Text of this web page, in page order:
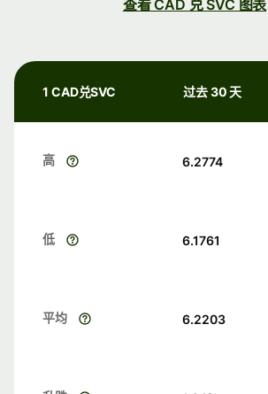
查看 CAD 兑 SVC 图表
1 CAD兑SVC 过去 30 天
高 6.2774
低 6.1761
平均 6.2203